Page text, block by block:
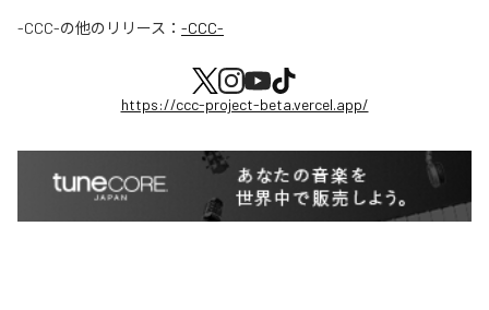
-CCC-の他のリリース： -CCC-
https://ccc-project-beta.vercel.app/